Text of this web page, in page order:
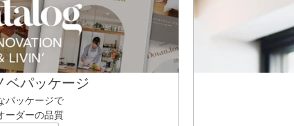
ベパッケージ
パッケージで
ーダーの品質